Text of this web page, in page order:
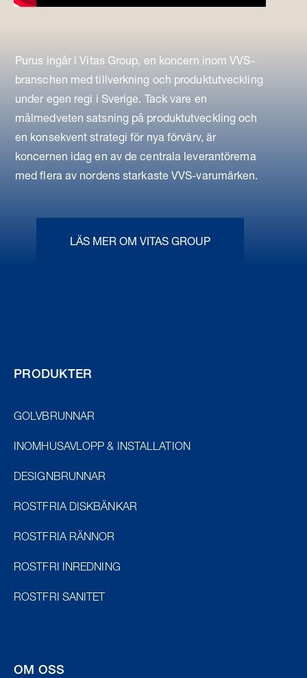
Purus ingår i Vitas Group, en koncern inom VVS-
branschen med tillverkning och produktutveckling
under egen regi i Sverige. Tack vare en
målmedveten satsning på produktutveckling och
en konsekvent strategi för nya förvärv, är
koncernen idag en av de centrala leverantörerna
med flera av nordens starkaste VVS-varumärken.
LÄS MER OM VITAS GROUP
PRODUKTER
GOLVBRUNNAR
INOMHUSAVLOPP & INSTALLATION
DESIGNBRUNNAR
ROSTFRIA DISKBÄNKAR
ROSTFRIA RÄNNOR
ROSTFRI INREDNING
ROSTFRI SANITET
OM OSS